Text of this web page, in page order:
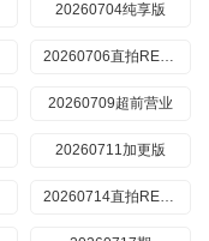
20260704纯享版
20260706直拍REACTION
20260709超前营业
20260711加更版
20260714直拍REACTION